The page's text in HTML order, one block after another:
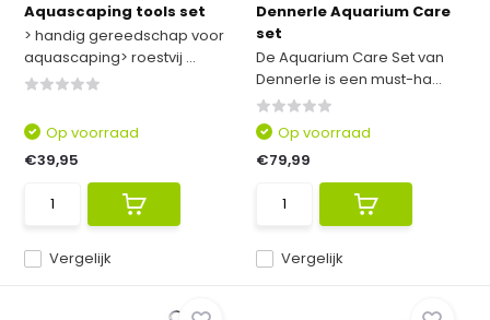
Aquascaping tools set
> handig gereedschap voor
aquascaping> roestvij ...
Vergelijk
Op voorraad
€39,95
Dennerle Aquarium Care
set
De Aquarium Care Set van
Dennerle is een must-ha...
Vergelijk
Op voorraad
€79,99